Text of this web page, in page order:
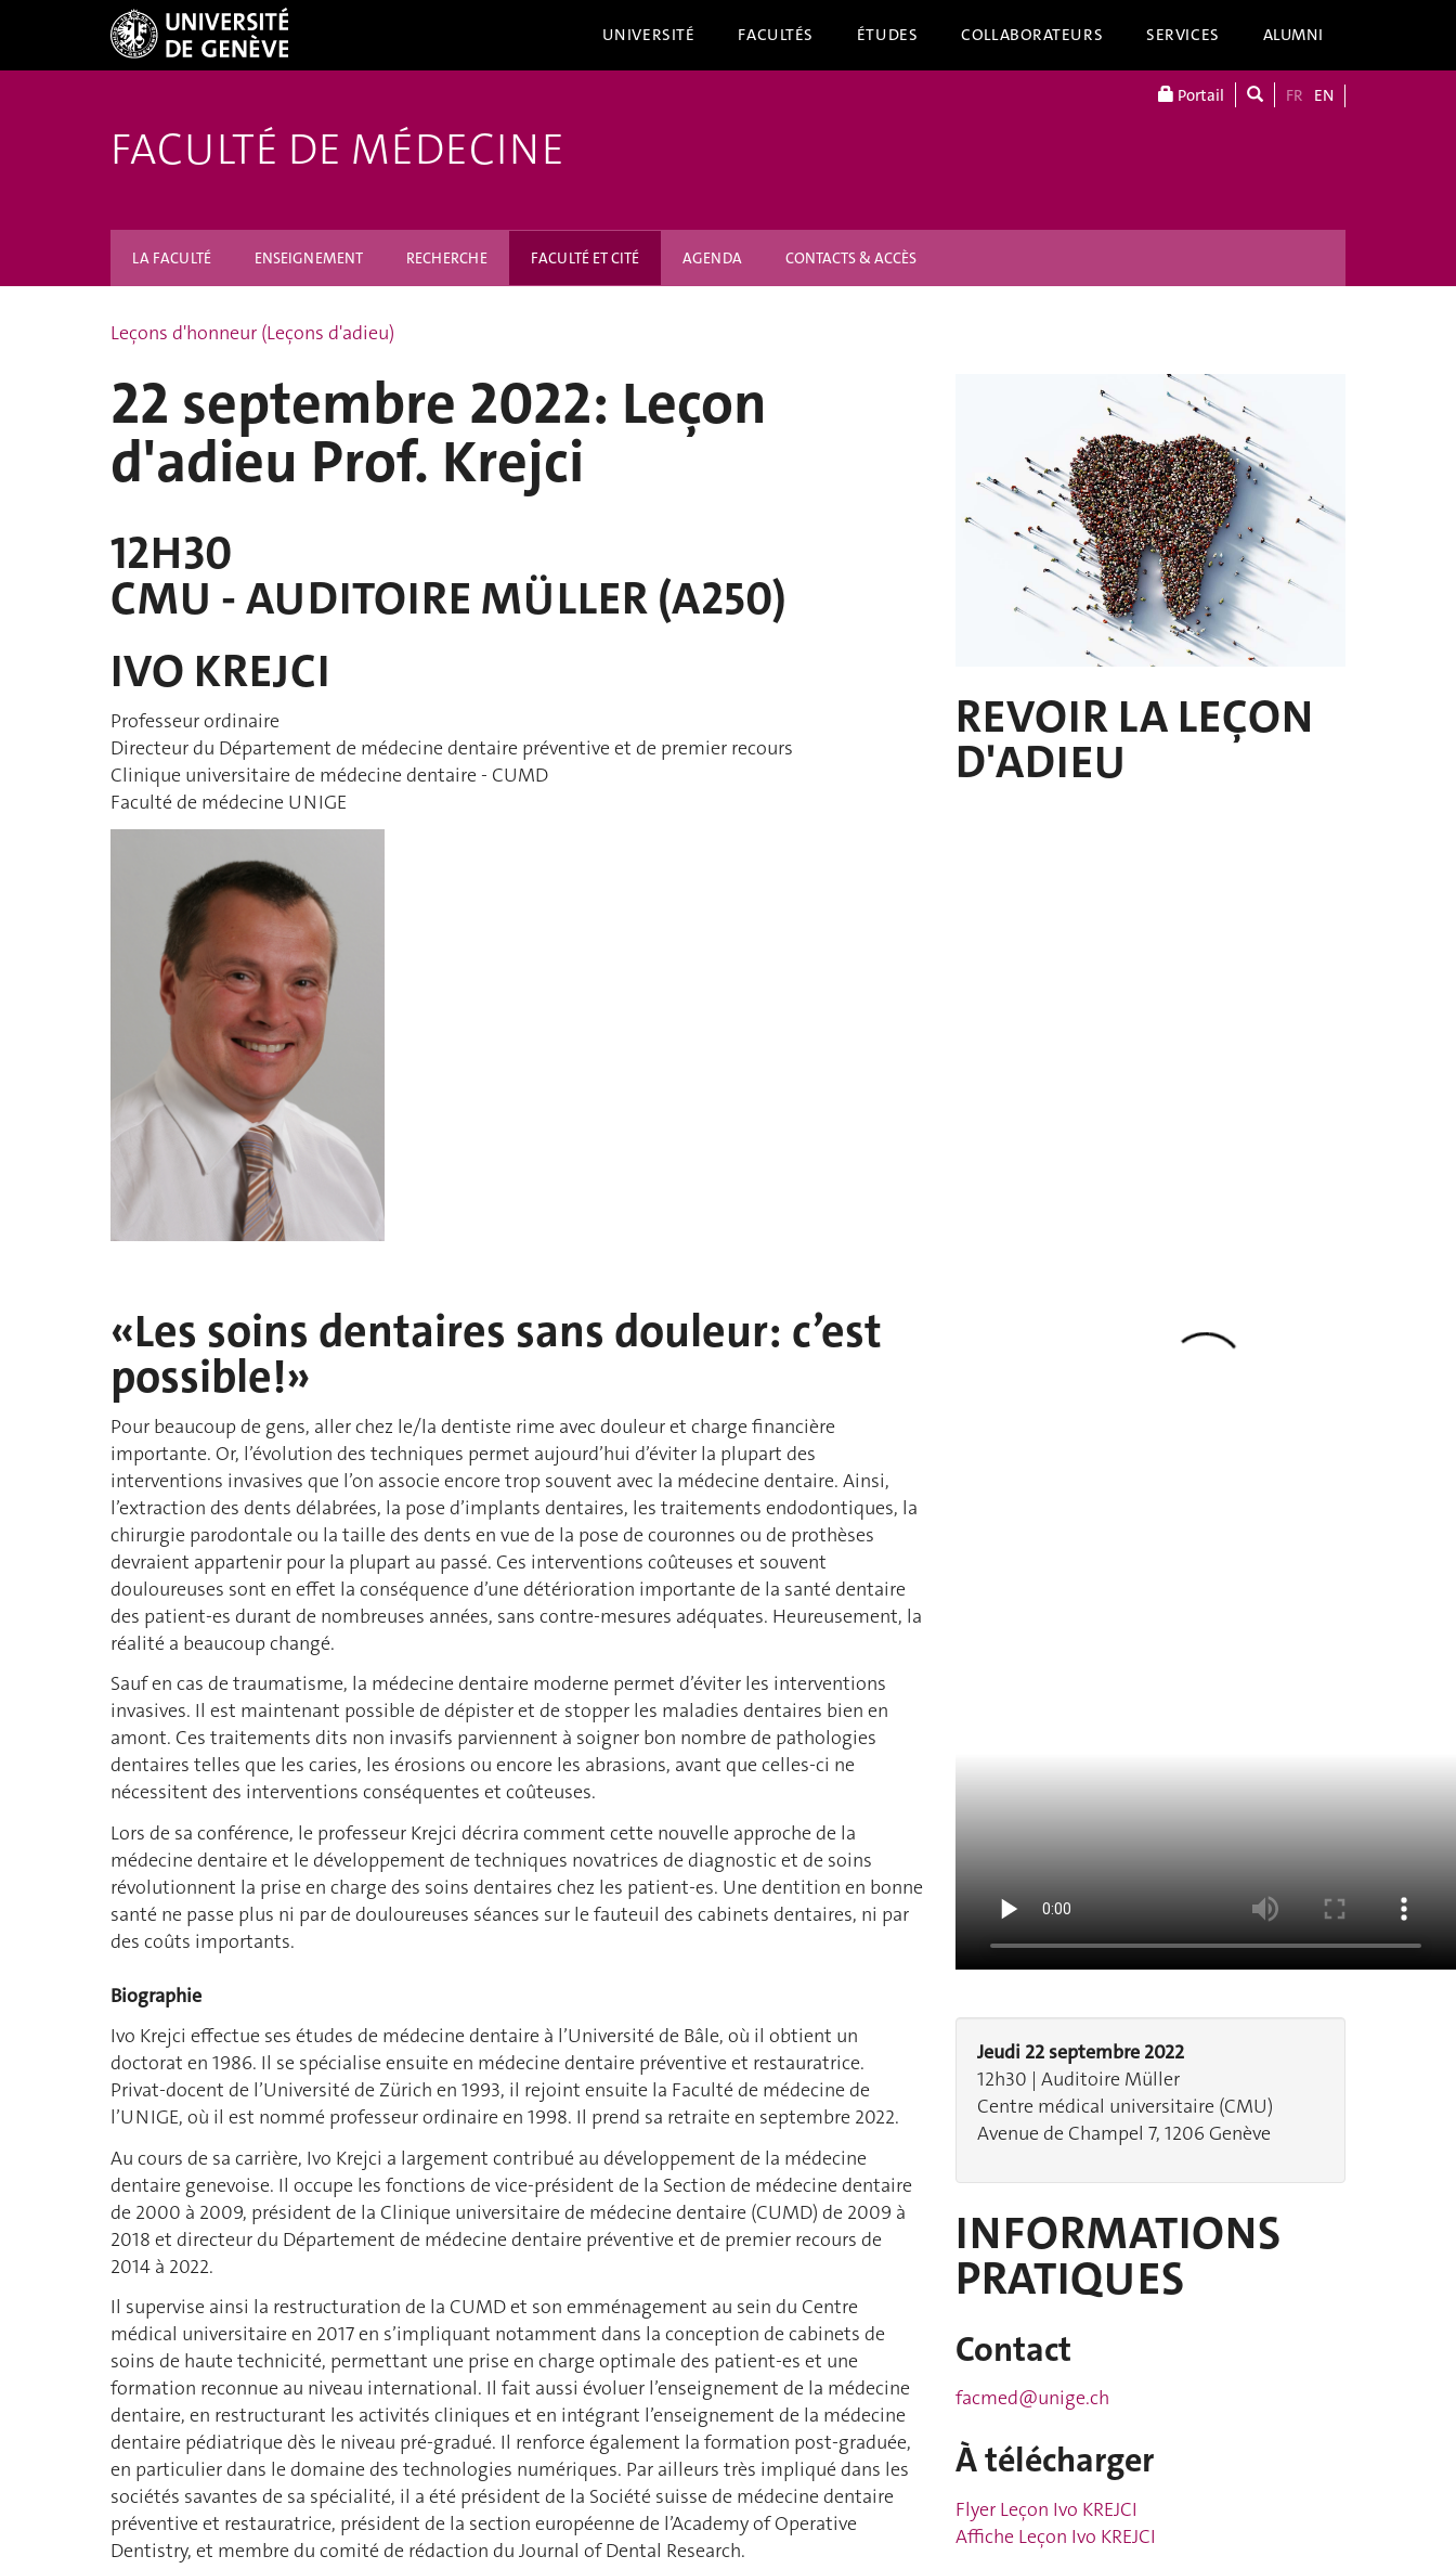
UNIVERSITÉ FACULTÉS ÉTUDES COLLABORATEURS SERVICES ALUMNI
Portail FR EN
FACULTÉ DE MÉDECINE
LA FACULTÉ ENSEIGNEMENT RECHERCHE FACULTÉ ET CITÉ AGENDA CONTACTS & ACCÈS
Leçons d'honneur (Leçons d'adieu)
22 septembre 2022: Leçon
d'adieu Prof. Krejci
12H30
CMU - AUDITOIRE MÜLLER (A250)
IVO KREJCI
Professeur ordinaire
Directeur du Département de médecine dentaire préventive et de premier recours
Clinique universitaire de médecine dentaire - CUMD
Faculté de médecine UNIGE
«Les soins dentaires sans douleur: c’est
possible!»
Pour beaucoup de gens, aller chez le/la dentiste rime avec douleur et charge financière
importante. Or, l’évolution des techniques permet aujourd’hui d’éviter la plupart des
interventions invasives que l’on associe encore trop souvent avec la médecine dentaire. Ainsi,
l’extraction des dents délabrées, la pose d’implants dentaires, les traitements endodontiques, la
chirurgie parodontale ou la taille des dents en vue de la pose de couronnes ou de prothèses
devraient appartenir pour la plupart au passé. Ces interventions coûteuses et souvent
douloureuses sont en effet la conséquence d’une détérioration importante de la santé dentaire
des patient-es durant de nombreuses années, sans contre-mesures adéquates. Heureusement, la
réalité a beaucoup changé.
Sauf en cas de traumatisme, la médecine dentaire moderne permet d’éviter les interventions
invasives. Il est maintenant possible de dépister et de stopper les maladies dentaires bien en
amont. Ces traitements dits non invasifs parviennent à soigner bon nombre de pathologies
dentaires telles que les caries, les érosions ou encore les abrasions, avant que celles-ci ne
nécessitent des interventions conséquentes et coûteuses.
Lors de sa conférence, le professeur Krejci décrira comment cette nouvelle approche de la
médecine dentaire et le développement de techniques novatrices de diagnostic et de soins
révolutionnent la prise en charge des soins dentaires chez les patient-es. Une dentition en bonne
santé ne passe plus ni par de douloureuses séances sur le fauteuil des cabinets dentaires, ni par
des coûts importants.
Biographie
Ivo Krejci effectue ses études de médecine dentaire à l’Université de Bâle, où il obtient un
doctorat en 1986. Il se spécialise ensuite en médecine dentaire préventive et restauratrice.
Privat-docent de l’Université de Zürich en 1993, il rejoint ensuite la Faculté de médecine de
l’UNIGE, où il est nommé professeur ordinaire en 1998. Il prend sa retraite en septembre 2022.
Au cours de sa carrière, Ivo Krejci a largement contribué au développement de la médecine
dentaire genevoise. Il occupe les fonctions de vice-président de la Section de médecine dentaire
de 2000 à 2009, président de la Clinique universitaire de médecine dentaire (CUMD) de 2009 à
2018 et directeur du Département de médecine dentaire préventive et de premier recours de
2014 à 2022.
Il supervise ainsi la restructuration de la CUMD et son emménagement au sein du Centre
médical universitaire en 2017 en s’impliquant notamment dans la conception de cabinets de
soins de haute technicité, permettant une prise en charge optimale des patient-es et une
formation reconnue au niveau international. Il fait aussi évoluer l’enseignement de la médecine
dentaire, en restructurant les activités cliniques et en intégrant l’enseignement de la médecine
dentaire pédiatrique dès le niveau pré-gradué. Il renforce également la formation post-graduée,
en particulier dans le domaine des technologies numériques. Par ailleurs très impliqué dans les
sociétés savantes de sa spécialité, il a été président de la Société suisse de médecine dentaire
préventive et restauratrice, président de la section européenne de l’Academy of Operative
Dentistry, et membre du comité de rédaction du Journal of Dental Research.
REVOIR LA LEÇON
D'ADIEU
Jeudi 22 septembre 2022
12h30 | Auditoire Müller
Centre médical universitaire (CMU)
Avenue de Champel 7, 1206 Genève
INFORMATIONS
PRATIQUES
Contact
facmed@unige.ch
À télécharger
Flyer Leçon Ivo KREJCI
Affiche Leçon Ivo KREJCI